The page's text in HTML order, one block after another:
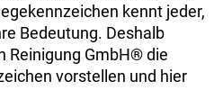
kennt jeder,
Bedeutung. Deshalb
Reinigung GmbH® die
vorstellen und hier